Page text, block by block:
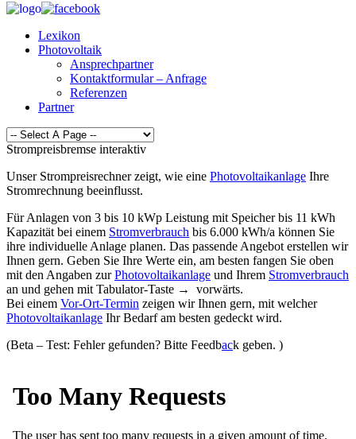
Lexikon
Photovoltaik
Ansprechpartner
Kontaktformular – Anfrage
Referenzen
Partner
Strompreisbremse interaktiv
Unser Strompreisrechner zeigt, wie eine Photovoltaikanlage Ihre
Stromrechnung beeinflusst.
Für Anlagen von 3 bis 10 kWp Leistung mit Speicher bis 11 kWh
Kapazität bei einem Stromverbrauch bis 6.000 kWh/a können Sie
ihre individuelle Anlage planen. Das passende Angebot erstellen wir
Ihnen gern. Geben Sie Ihre Werte ein, am besten fangen Sie oben
mit den Angaben zurPhotovoltaikanlage und Ihrem Stromverbrauch
an und gehen mit Tabulator-Taste → vorwärts.
Bei einem Vor-Ort-Termin zeigen wir Ihnen gern, mit welcher
Photovoltaikanlage Ihr Bedarf am besten gedeckt wird.
(Beta – Test: Fehler gefunden? Bitte Feedback geben. )